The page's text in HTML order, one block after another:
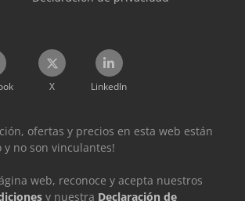
X LinkedIn
ofertas y precios en esta web están
y no son vinculantes!
web, reconoce y acepta nuestros
y nuestra Declaración de